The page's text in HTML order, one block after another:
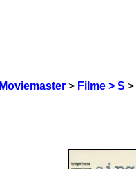
Moviemaster> Filme > S >